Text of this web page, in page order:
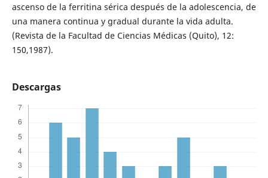
ascenso de la ferritina sérica después de la adolescencia, de
una manera continua y gradual durante la vida adulta.
(Revista de la Facultad de Ciencias Médicas (Quito), 12:
150,1987).
Descargas